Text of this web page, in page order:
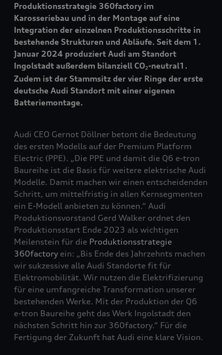
Produktionsstrategie 360factory im
Karosseriebau und in der Montage auf eine
Integration der einzelnen Produktionsschritte in
bestehende Strukturen und Abläufe. Seit dem 1.
Januar 2024 produziert Audi am Standort
Ingolstadt außerdem bilanziell CO2-neutral1.
Zudem ist der Stammsitz der vier Ringe der erste
deutsche Audi Standort mit einer eigenen
Batteriemontage.
Audi CEO Gernot Döllner betont die Bedeutung
des ersten Modells auf der Premium Platform
Electric (PPE). „Die PPE und damit die Q6 e-tron
Baureihe ist die Basis für weitere elektrische Audi
Modelle. Damit machen wir einen entscheidenden
Schritt, um mittelfristig in allen Kernsegmenten
ein E-Modell anbieten zu können.“ Audi
Produktionsvorstand Gerd Walker ordnet den
Produktionsstart Ende 2023 als wichtigen
Meilenstein für die Produktionsstrategie
360factory ein: „Bis Ende des Jahrzehnts machen
wir sukzessive alle Audi Standorte fit für
Elektromobilität. Wir nutzen die Elektrifizierung
für eine umfangreiche Transformation unserer
bestehenden Werke. Mit der Produktion der Q6
e-tron Baureihe geht das Werk Ingolstadt den
nächsten Schritt hin zur 360factory.“ Für die
Fertigung der Zukunft hat Audi eine klare Vision.